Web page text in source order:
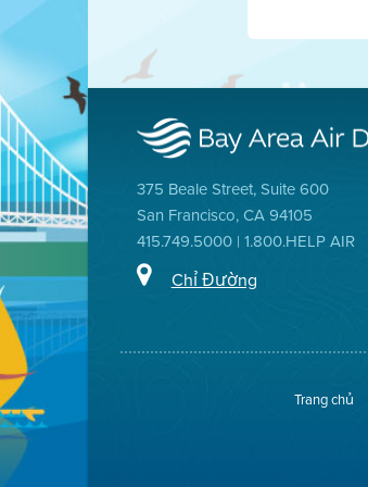
375 Beale Street, Suite 600
San Francisco, CA 94105
415.749.5000 | 1.800.HELP AIR
Chỉ Đường
Trang chủ